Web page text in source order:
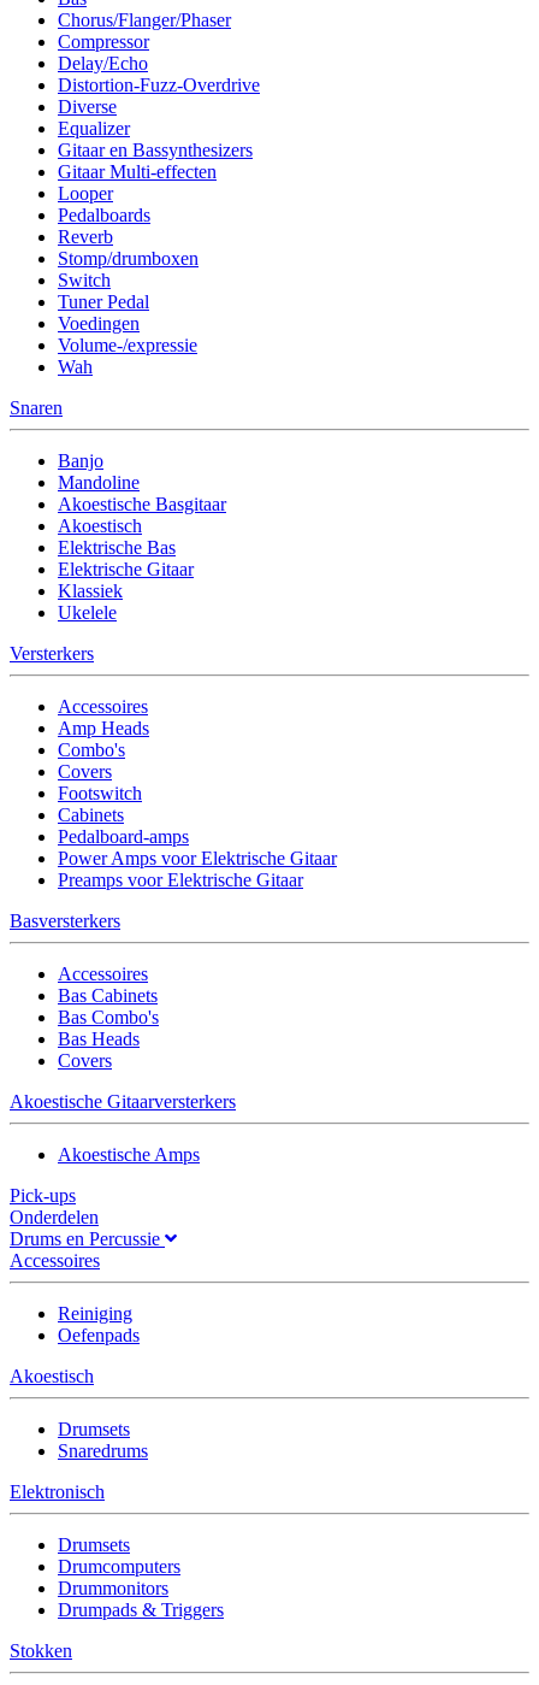
Chorus/Flanger/Phaser
Compressor
Delay/Echo
Distortion-Fuzz-Overdrive
Diverse
Equalizer
Gitaar en Bassynthesizers
Gitaar Multi-effecten
Looper
Pedalboards
Reverb
Stomp/drumboxen
Switch
Tuner Pedal
Voedingen
Volume-/expressie
Wah
Snaren
Banjo
Mandoline
Akoestische Basgitaar
Akoestisch
Elektrische Bas
Elektrische Gitaar
Klassiek
Ukelele
Versterkers
Accessoires
Amp Heads
Combo's
Covers
Footswitch
Cabinets
Pedalboard-amps
Power Amps voor Elektrische Gitaar
Preamps voor Elektrische Gitaar
Basversterkers
Accessoires
Bas Cabinets
Bas Combo's
Bas Heads
Covers
Akoestische Gitaarversterkers
Akoestische Amps
Pick-ups
Onderdelen
Drums en Percussie
Accessoires
Reiniging
Oefenpads
Akoestisch
Drumsets
Snaredrums
Elektronisch
Drumsets
Drumcomputers
Drummonitors
Drumpads & Triggers
Stokken